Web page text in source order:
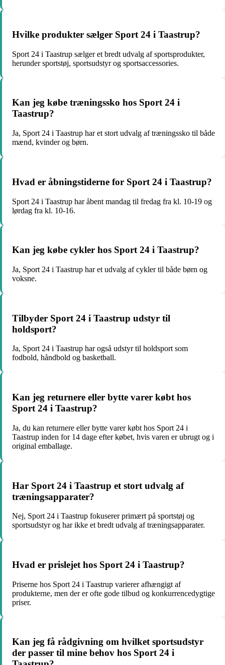
Hvilke produkter sælger Sport 24 i Taastrup?
Sport 24 i Taastrup sælger et bredt udvalg af sportsprodukter,
herunder sportstøj, sportsudstyr og sportsaccessories.
Kan jeg købe træningssko hos Sport 24 i
Taastrup?
Ja, Sport 24 i Taastrup har et stort udvalg af træningssko til både
mænd, kvinder og børn.
Hvad er åbningstiderne for Sport 24 i Taastrup?
Sport 24 i Taastrup har åbent mandag til fredag fra kl. 10-19 og
lørdag fra kl. 10-16.
Kan jeg købe cykler hos Sport 24 i Taastrup?
Ja, Sport 24 i Taastrup har et udvalg af cykler til både børn og
voksne.
Tilbyder Sport 24 i Taastrup udstyr til
holdsport?
Ja, Sport 24 i Taastrup har også udstyr til holdsport som
fodbold, håndbold og basketball.
Kan jeg returnere eller bytte varer købt hos
Sport 24 i Taastrup?
Ja, du kan returnere eller bytte varer købt hos Sport 24 i
Taastrup inden for 14 dage efter købet, hvis varen er ubrugt og i
original emballage.
Har Sport 24 i Taastrup et stort udvalg af
træningsapparater?
Nej, Sport 24 i Taastrup fokuserer primært på sportstøj og
sportsudstyr og har ikke et bredt udvalg af træningsapparater.
Hvad er prislejet hos Sport 24 i Taastrup?
Priserne hos Sport 24 i Taastrup varierer afhængigt af
produkterne, men der er ofte gode tilbud og konkurrencedygtige
priser.
Kan jeg få rådgivning om hvilket sportsudstyr
der passer til mine behov hos Sport 24 i